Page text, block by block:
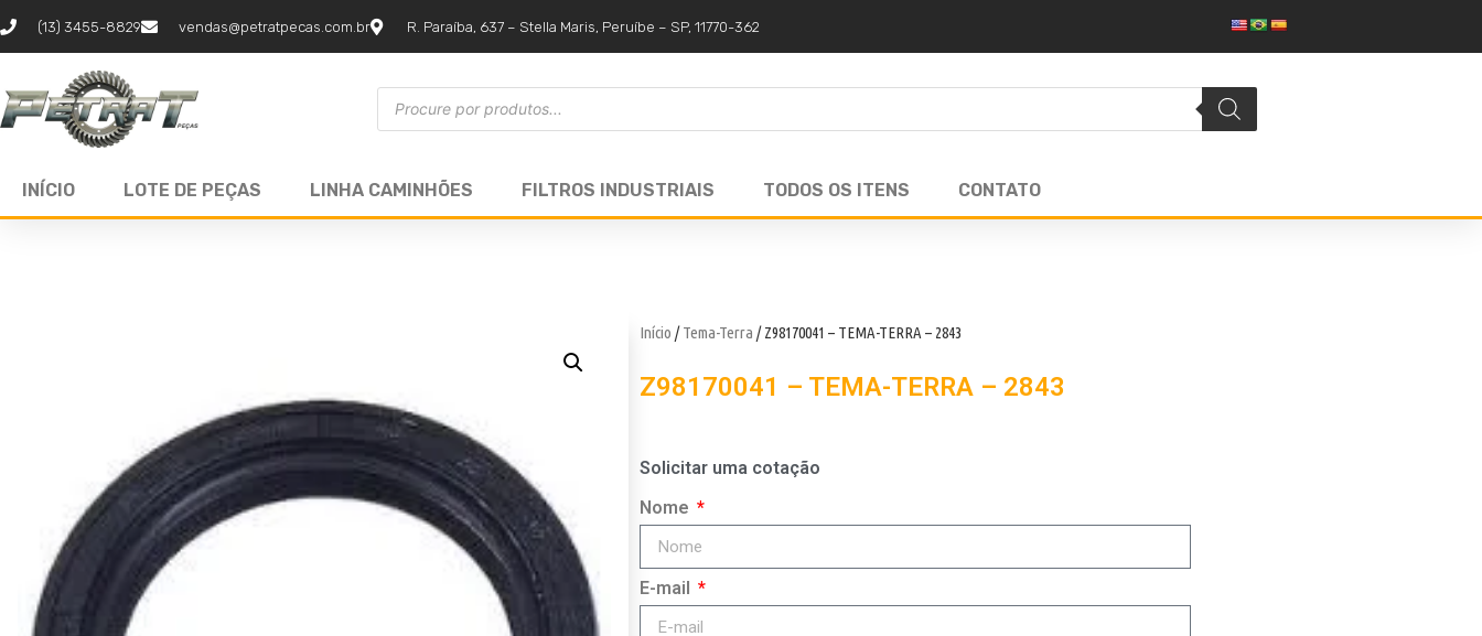
(13) 3455-8829 vendas@petratpecas.com.br R. Paraíba, 637 – Stella Maris, Peruíbe – SP, 11770-362
INÍCIO LOTE DE PEÇAS LINHA CAMINHÕES FILTROS INDUSTRIAIS TODOS OS ITENS CONTATO
Início /Tema-Terra / Z98170041 – TEMA-TERRA – 2843
Z98170041 – TEMA-TERRA – 2843
Solicitar uma cotação
Nome
E-mail